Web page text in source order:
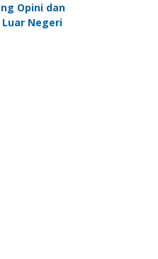
Opini dan
Negeri